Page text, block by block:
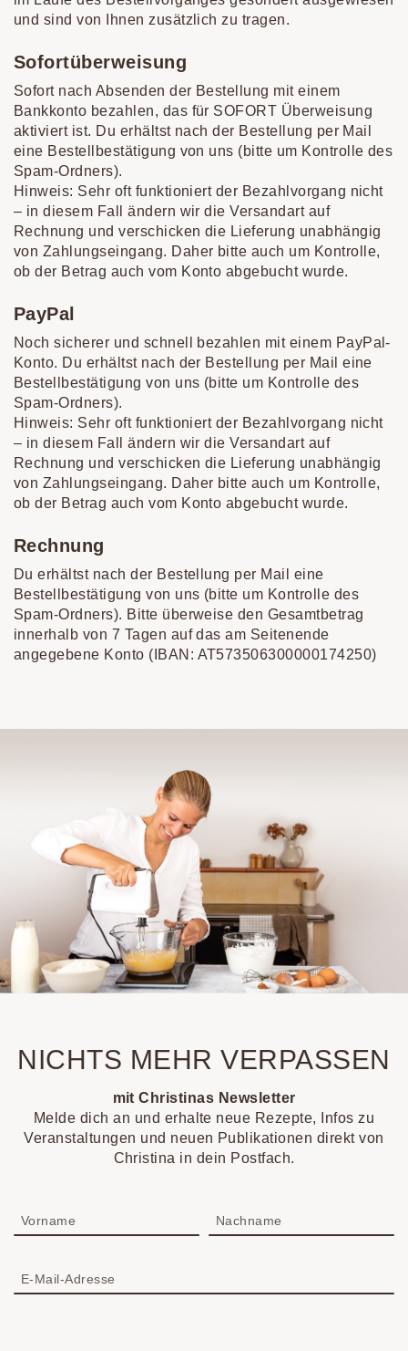
und sind von Ihnen zusätzlich zu tragen.
Sofortüberweisung
Sofort nach Absenden der Bestellung mit einem
Bankkonto bezahlen, das für SOFORT Überweisung
aktiviert ist. Du erhältst nach der Bestellung per Mail
eine Bestellbestätigung von uns (bitte um Kontrolle des
Spam-Ordners).
Hinweis: Sehr oft funktioniert der Bezahlvorgang nicht
– in diesem Fall ändern wir die Versandart auf
Rechnung und verschicken die Lieferung unabhängig
von Zahlungseingang. Daher bitte auch um Kontrolle,
ob der Betrag auch vom Konto abgebucht wurde.
PayPal
Noch sicherer und schnell bezahlen mit einem PayPal-
Konto. Du erhältst nach der Bestellung per Mail eine
Bestellbestätigung von uns (bitte um Kontrolle des
Spam-Ordners).
Hinweis: Sehr oft funktioniert der Bezahlvorgang nicht
– in diesem Fall ändern wir die Versandart auf
Rechnung und verschicken die Lieferung unabhängig
von Zahlungseingang. Daher bitte auch um Kontrolle,
ob der Betrag auch vom Konto abgebucht wurde.
Rechnung
Du erhältst nach der Bestellung per Mail eine
Bestellbestätigung von uns (bitte um Kontrolle des
Spam-Ordners). Bitte überweise den Gesamtbetrag
innerhalb von 7 Tagen auf das am Seitenende
angegebene Konto (IBAN: AT573506300000174250)
NICHTS MEHR VERPASSEN
mit Christinas Newsletter
Melde dich an und erhalte neue Rezepte, Infos zu
Veranstaltungen und neuen Publikationen direkt von
Christina in dein Postfach.
Vorname Nachname
E-Mail-Adresse